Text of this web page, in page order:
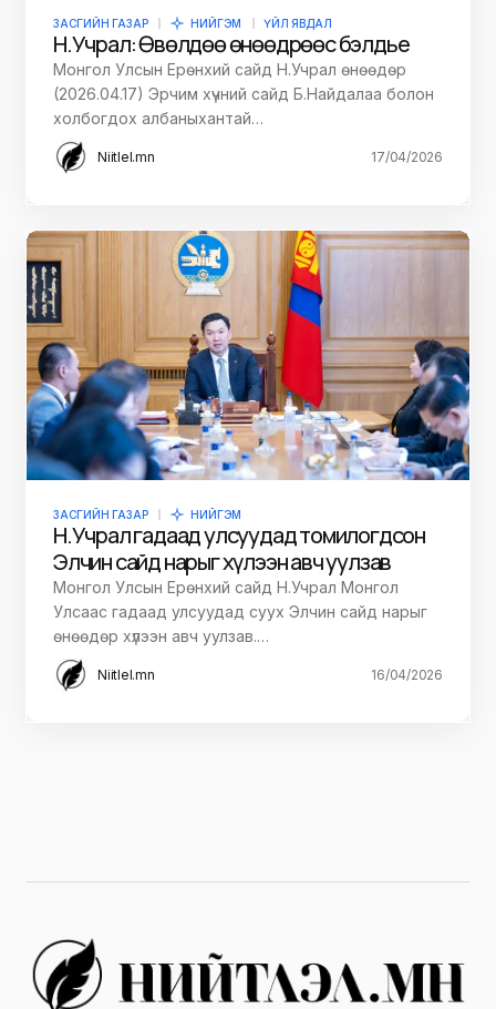
ЗАСГИЙН ГАЗАР НИЙГЭМ ҮЙЛ ЯВДАЛ
Н.Учрал: Өвөлдөө өнөөдрөөс бэлдье
Монгол Улсын Ерөнхий сайд Н.Учрал өнөөдөр
(2026.04.17) Эрчим хүчний сайд Б.Найдалаа болон
холбогдох албаныхантай…
Niitlel.mn 17/04/2026
ЗАСГИЙН ГАЗАР НИЙГЭМ
Н.Учрал гадаад улсуудад томилогдсон
Элчин сайд нарыг хүлээн авч уулзав
Монгол Улсын Ерөнхий сайд Н.Учрал Монгол
Улсаас гадаад улсуудад суух Элчин сайд нарыг
өнөөдөр хүлээн авч уулзав.…
Niitlel.mn 16/04/2026